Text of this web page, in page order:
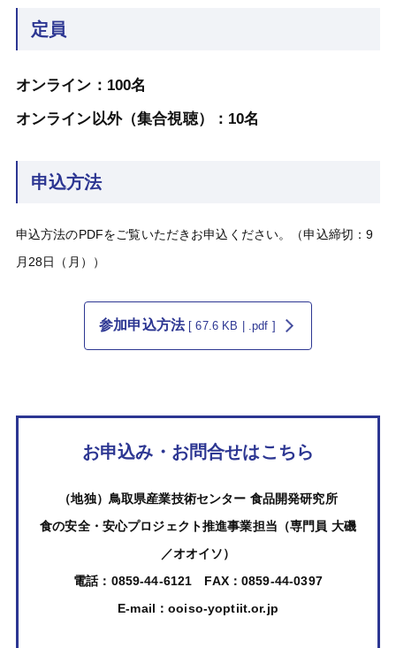
定員
オンライン：100名
オンライン以外（集合視聴）：10名
申込方法
申込方法のPDFをご覧いただきお申込ください。（申込締切：9
月28日（月））
参加申込方法 [ 67.6 KB | .pdf ]
お申込み・お問合せはこちら
（地独）鳥取県産業技術センター 食品開発研究所
食の安全・安心プロジェクト推進事業担当（専門員 大磯
／オオイソ）
電話：0859-44-6121 FAX：0859-44-0397
E-mail：ooiso-yoptiit.or.jp